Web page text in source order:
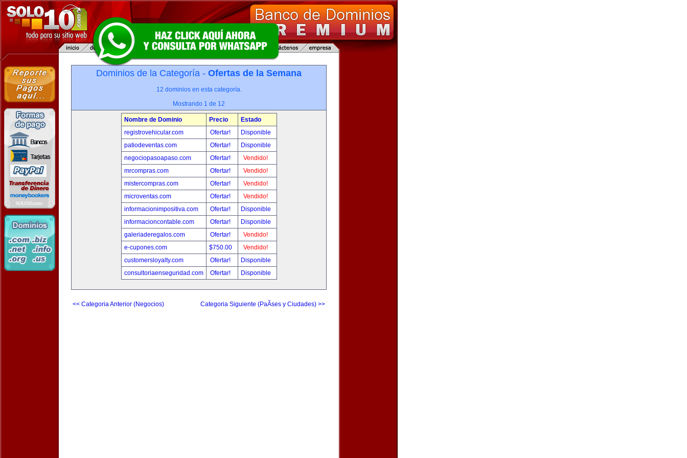
Dominios de la Categoría - Ofertas de la Semana
12 dominios en esta categoría.
Mostrando 1 de 12
Nombre de Dominio Precio
Estado
registrovehicular.com
Ofertar!
Disponible
patiodeventas.com
Ofertar!
Disponible
negociopasoapaso.com
Ofertar!
Vendido!
mrcompras.com
Ofertar!
Vendido!
mistercompras.com
Ofertar!
Vendido!
microventas.com
Ofertar!
Vendido!
informacionimpositiva.com
Ofertar!
Disponible
informacioncontable.com
Ofertar!
Disponible
galeriaderegalos.com
Ofertar!
Vendido!
e-cupones.com
$750.00
Vendido!
customersloyalty.com
Ofertar!
Disponible
consultoriaenseguridad.com
Ofertar! Disponible
<< Categoria Anterior (Negocios) Categoria Siguiente (PaÃ­ses y Ciudades) >>